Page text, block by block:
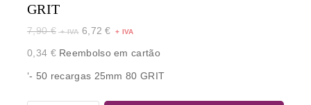
GRIT
7,90€ 6,72€
0,34 €Reembolso em cartão
‘- 50 recargas 25mm 80 GRIT